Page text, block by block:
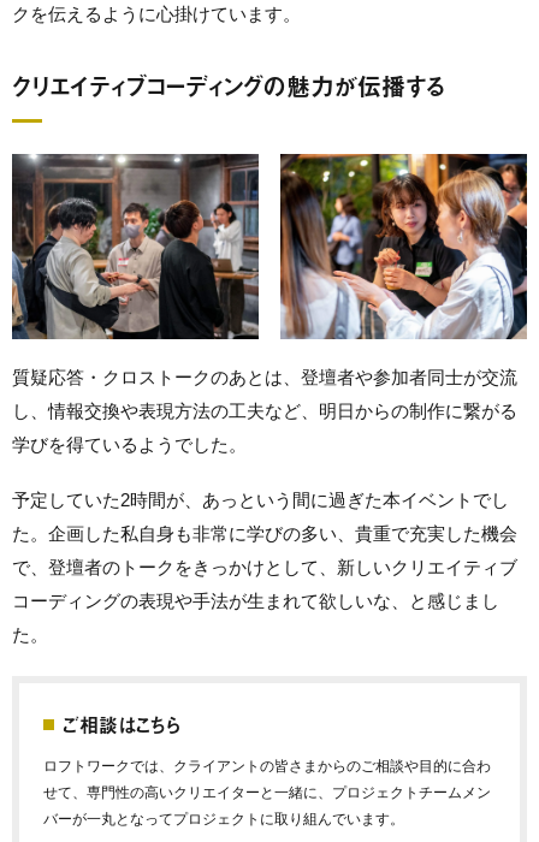
クを伝えるように心掛けています。
クリエイティブコーディングの魅力が伝播する
質疑応答・クロストークのあとは、登壇者や参加者同士が交流
し、情報交換や表現方法の工夫など、明日からの制作に繋がる
学びを得ているようでした。
予定していた2時間が、あっという間に過ぎた本イベントでし
た。企画した私自身も非常に学びの多い、貴重で充実した機会
で、登壇者のトークをきっかけとして、新しいクリエイティブ
コーディングの表現や手法が生まれて欲しいな、と感じまし
た。
ご相談はこちら
ロフトワークでは、クライアントの皆さまからのご相談や目的に合わ
せて、専門性の高いクリエイターと一緒に、プロジェクトチームメン
バーが一丸となってプロジェクトに取り組んでいます。